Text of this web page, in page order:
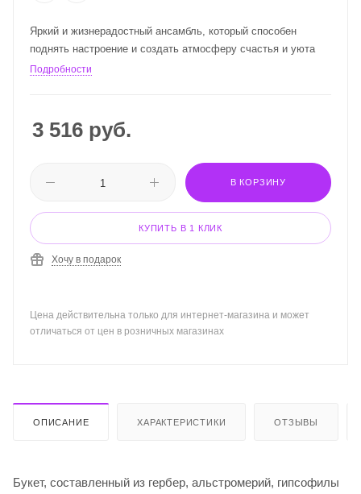
Яркий и жизнерадостный ансамбль, который способен
поднять настроение и создать атмосферу счастья и уюта
Подробности
3 516 руб.
В КОРЗИНУ
КУПИТЬ В 1 КЛИК
Хочу в подарок
Цена действительна только для интернет-магазина и может
отличаться от цен в розничных магазинах
ОПИСАНИЕ ХАРАКТЕРИСТИКИ ОТЗЫВЫ
Букет, составленный из гербер, альстромерий, гипсофилы